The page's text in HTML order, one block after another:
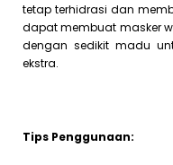
tetap terhidrasi dan
dapat membuat masker
dengan sedikit madu
ekstra.
Tips Penggunaan: